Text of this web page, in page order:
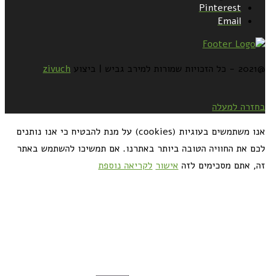
Pinterest
Email
@2021 - כל הזכויות שמורות למירב גביש | ביצוע zivuch
בחזרה למעלה
אנו משתמשים בעוגיות (cookies) על מנת להבטיח כי אנו נותנים
לכם את החוויה הטובה ביותר באתרנו. אם תמשיכו להשתמש באתר
זה, אתם מסכימים לזה אישור לקריאה נוספת